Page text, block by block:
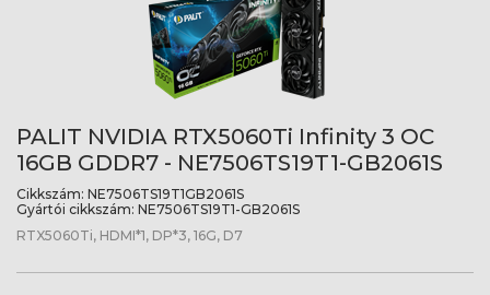
PALIT NVIDIA RTX5060Ti Infinity 3 OC
16GB GDDR7 - NE7506TS19T1-GB2061S
Cikkszám: NE7506TS19T1GB2061S
Gyártói cikkszám: NE7506TS19T1-GB2061S
RTX5060Ti, HDMI*1, DP*3, 16G, D7